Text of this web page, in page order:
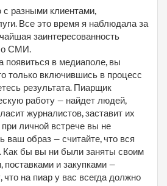
разными клиентами,
Все это время я наблюдала за
заинтересованность
СМИ.
появиться в медиаполе, вы
только включившись в процесс
результата. Пиарщик
работу — найдет людей,
журналистов, заставит их
личной встрече вы не
ваш образ — считайте, что вся
Как бы вы ни были заняты своим
поставками и закупками —
что на пиар у вас всегда должно